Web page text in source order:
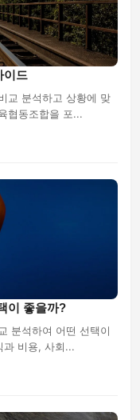
이드
교 분석하고 상황에 맞
협동조합을 포...
이 좋을까?
분석하여 어떤 선택이
과 비용, 사회...